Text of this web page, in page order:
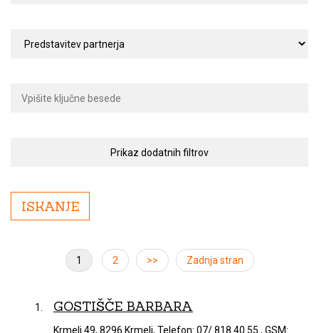
Prikaz dodatnih filtrov
1 2 >> Zadnja stran
GOSTIŠČE BARBARA
Krmelj 49, 8296 Krmelj, Telefon: 07/ 818 40 55 , GSM: